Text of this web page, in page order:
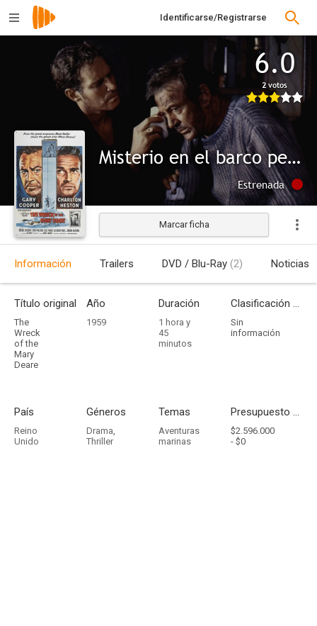
Identificarse/Registrarse
6.0
2 votos
Misterio en el barco perdido
Estrenada
Marcar ficha
Información Trailers DVD / Blu-Ray (2) Noticias
Título original
The
Wreck
of the
Mary
Deare
Año
1959
Duración
1 hora y
45
minutos
Clasificación por edades
Sin
información
País
Reino
Unido
Géneros
Drama,
Thriller
Temas
Aventuras
marinas
Presupuesto - Ingresos
$2.596.000
- $0